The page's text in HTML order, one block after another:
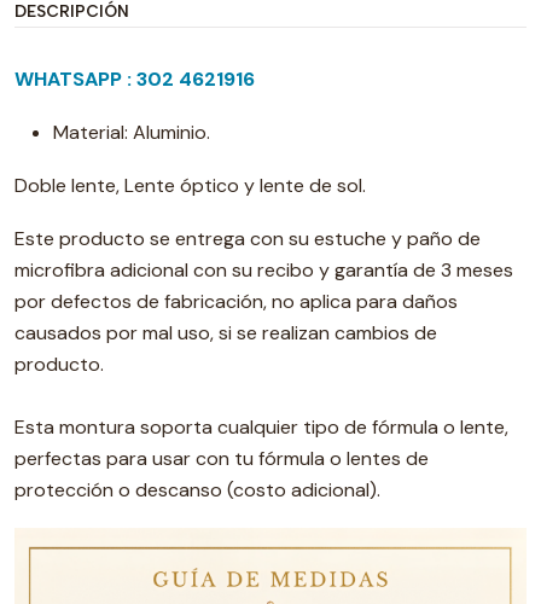
DESCRIPCIÓN
WHATSAPP : 302 4621916
Material: Aluminio.
Doble lente, Lente óptico y lente de sol.
Este producto se entrega con su estuche y paño de
microfibra adicional con su recibo y garantía de 3 meses
por defectos de fabricación, no aplica para daños
causados por mal uso, si se realizan cambios de
producto.
Esta montura soporta cualquier tipo de fórmula o lente,
perfectas para usar con tu fórmula o lentes de
protección o descanso (costo adicional).